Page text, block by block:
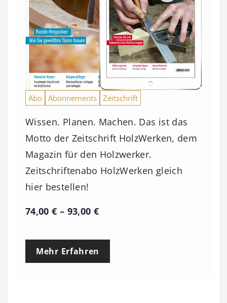
Abo Abonnements Zeitschrift
Wissen. Planen. Machen. Das ist das
Motto der Zeitschrift HolzWerken, dem
Magazin für den Holzwerker.
Zeitschriftenabo HolzWerken gleich
hier bestellen!
74,00€ – 93,00 €P
e
Mehr Erfahren